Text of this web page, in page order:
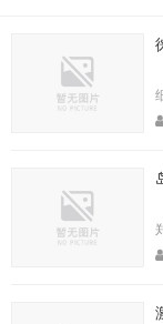
2025年4
生命中心
生命科学
生命科学
实验中心